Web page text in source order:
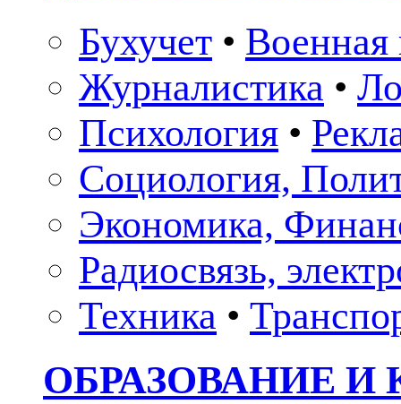
Бухучет • Военная
Журналистика •
Психология •
Социология,
Экономика,
Радиосвязь,
Техника •
ОБРАЗОВАНИЕ И